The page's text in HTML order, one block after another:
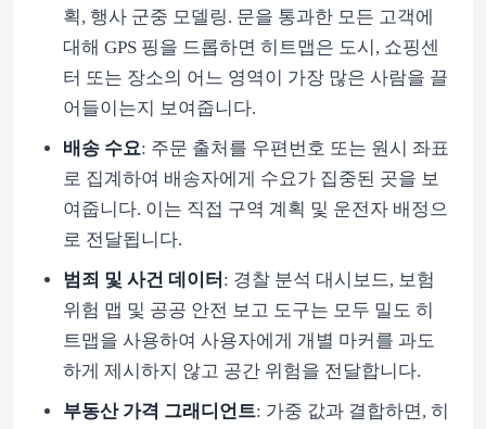
획, 행사 군중 모델링. 문을 통과한 모든 고객에
대해 GPS 핑을 드롭하면 히트맵은 도시, 쇼핑센
터 또는 장소의 어느 영역이 가장 많은 사람을 끌
어들이는지 보여줍니다.
배송 수요: 주문 출처를 우편번호 또는 원시 좌표
로 집계하여 배송자에게 수요가 집중된 곳을 보
여줍니다. 이는 직접 구역 계획 및 운전자 배정으
로 전달됩니다.
범죄 및 사건 데이터 : 경찰 분석 대시보드, 보험
위험 맵 및 공공 안전 보고 도구는 모두 밀도 히
트맵을 사용하여 사용자에게 개별 마커를 과도
하게 제시하지 않고 공간 위험을 전달합니다.
부동산 가격 그래디언트: 가중 값과 결합하면, 히